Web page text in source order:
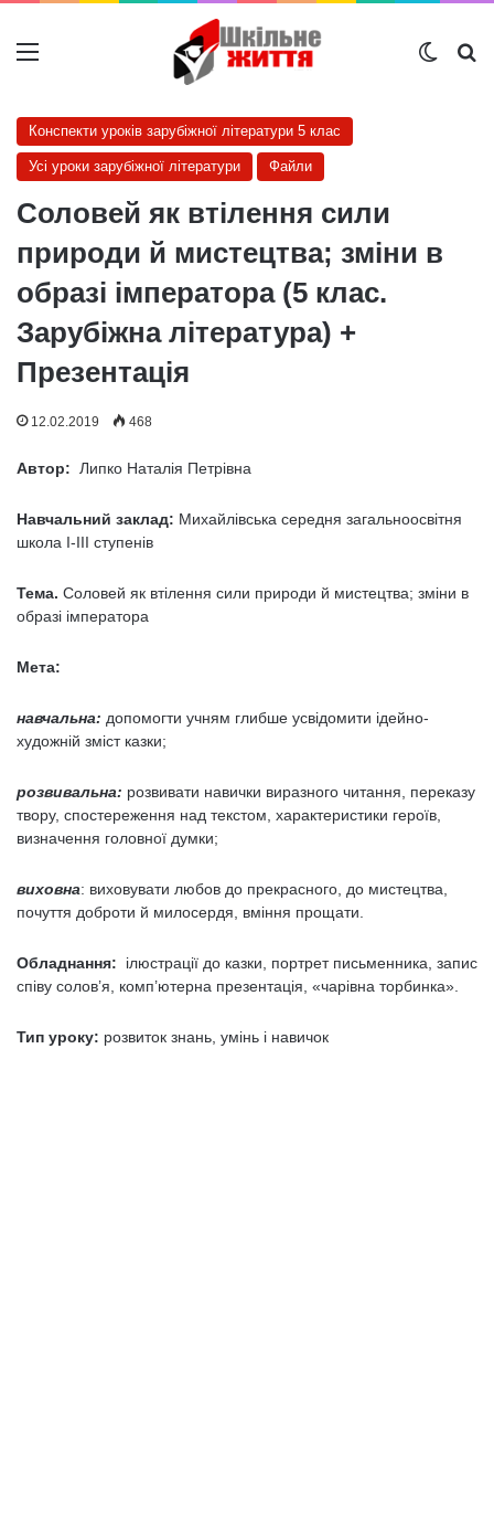
Меню
Конспекти уроків зарубіжної літератури 5 клас
Усі уроки зарубіжної літератури Файли
Соловей як втілення сили
природи й мистецтва; зміни в
образі імператора (5 клас.
Зарубіжна література) +
Презентація
12.02.2019 468
Автор: Липко Наталія Петрівна
Навчальний заклад: Михайлівська середня загальноосвітня
школа І-ІІІ ступенів
Тема. Соловей як втілення сили природи й мистецтва; зміни в
образі імператора
Мета:
навчальна: допомогти учням глибше усвідомити ідейно-
художній зміст казки;
розвивальна: розвивати навички виразного читання, переказу
твору, спостереження над текстом, характеристики героїв,
визначення головної думки;
виховна: виховувати любов до прекрасного, до мистецтва,
почуття доброти й милосердя, вміння прощати.
Обладнання: ілюстрації до казки, портрет письменника, запис
співу солов’я, комп’ютерна презентація, «чарівна торбинка».
Тип уроку: розвиток знань, умінь і навичок